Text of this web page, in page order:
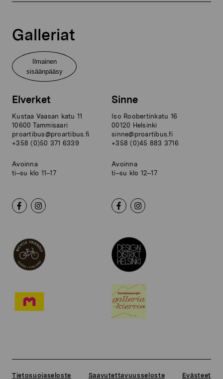
Galleriat
Ilmainen
sisäänpääsy
Elverket
Kustaa Vaasan katu 11
10600 Tammisaari
proartibus@proartibus.fi
+358 (0)50 371 6339
Avoinna
ti–su klo 11–17
Sinne
Iso Roobertinkatu 16
00120 Helsinki
sinne@proartibus.fi
+358 (0)45 883 3716
Avoinna
ti–su klo 12–17
Tietosuojaseloste Saavutettavuusseloste Evästeet